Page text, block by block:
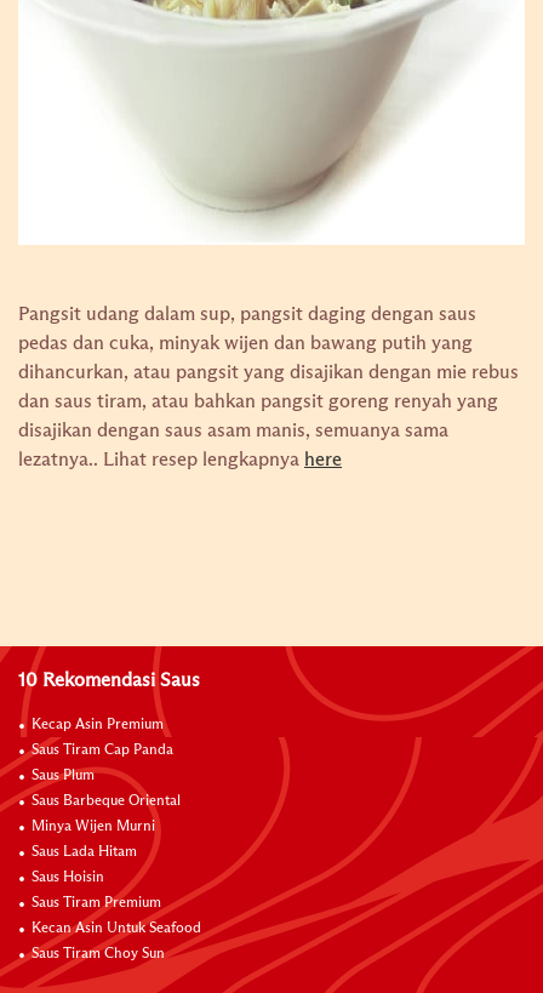
Pangsit udang dalam sup, pangsit daging dengan saus
pedas dan cuka, minyak wijen dan bawang putih yang
dihancurkan, atau pangsit yang disajikan dengan mie rebus
dan saus tiram, atau bahkan pangsit goreng renyah yang
disajikan dengan saus asam manis, semuanya sama
lezatnya.. Lihat resep lengkapnya here
10 Rekomendasi Saus
Kecap Asin Premium
Saus Tiram Cap Panda
Saus Plum
Saus Barbeque Oriental
Minya Wijen Murni
Saus Lada Hitam
Saus Hoisin
Saus Tiram Premium
Kecan Asin Untuk Seafood
Saus Tiram Choy Sun